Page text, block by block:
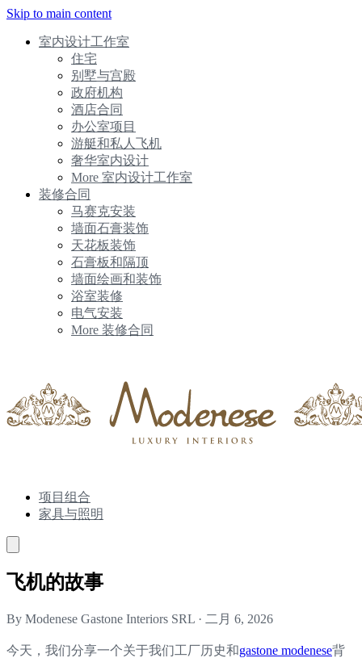
Skip to main content
室内设计工作室
住宅
别墅与宫殿
政府机构
酒店合同
办公室项目
游艇和私人飞机
奢华室内设计
More 室内设计工作室
装修合同
马赛克安装
墙面石膏装饰
天花板装饰
石膏板和隔顶
墙面绘画和装饰
浴室装修
电气安装
More 装修合同
项目组合
家具与照明
飞机的故事
By Modenese Gastone Interiors SRL · 二月 6, 2026
今天，我们分享一个关于我们工厂历史和gastone modenese背